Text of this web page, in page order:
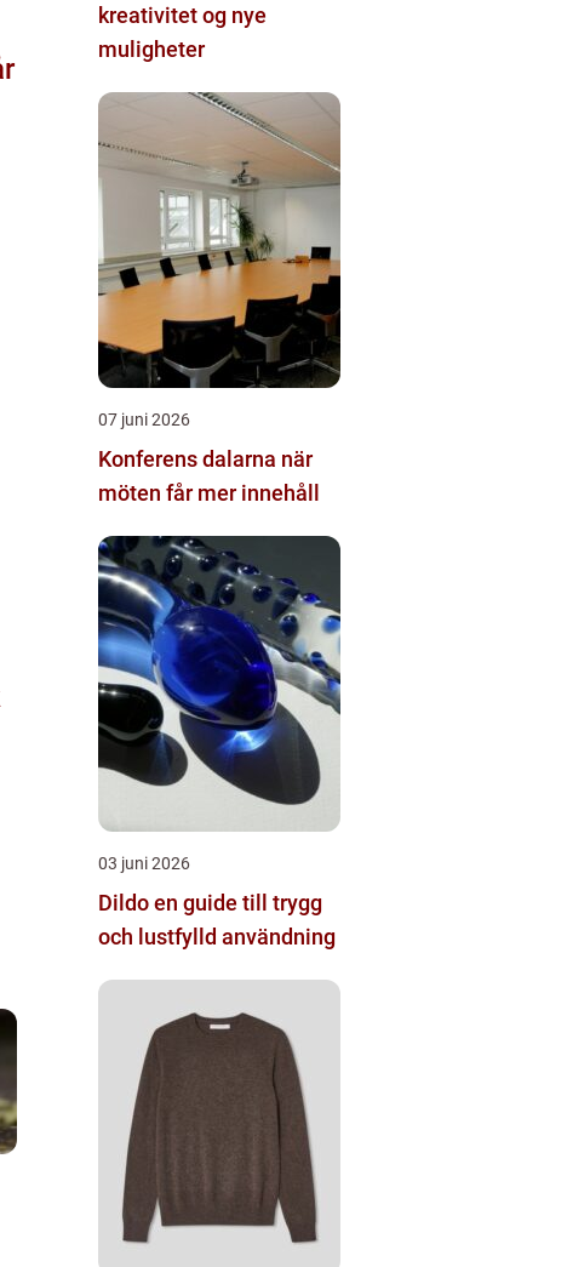
kreativitet og nye
muligheter
07 juni 2026
Konferens dalarna när
möten får mer innehåll
03 juni 2026
Dildo en guide till trygg
och lustfylld användning